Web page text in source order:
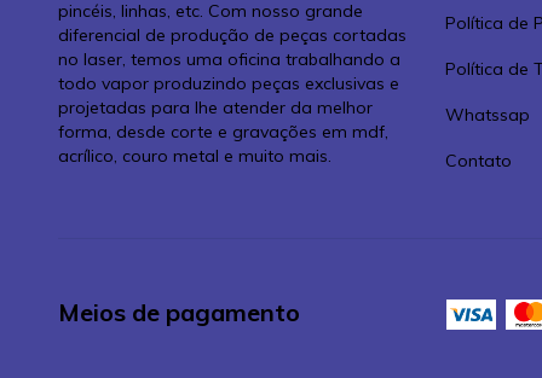
pincéis, linhas, etc. Com nosso grande
diferencial de produção de peças cortadas
no laser, temos uma oficina trabalhando a
todo vapor produzindo peças exclusivas e
projetadas para lhe atender da melhor
forma, desde corte e gravações em mdf,
acrílico, couro metal e muito mais.
Política de
Política de
Whatssap
Contato
Meios de pagamento